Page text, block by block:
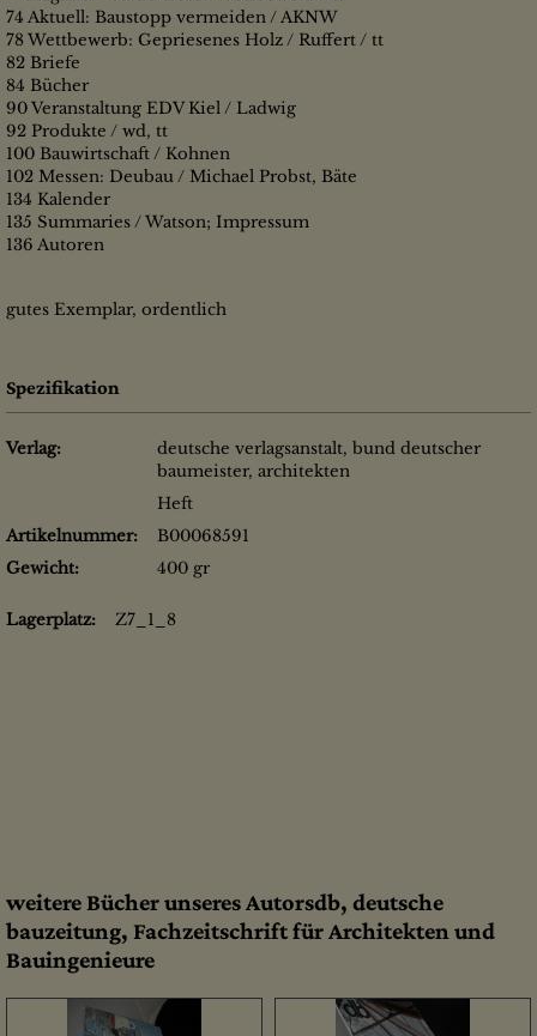
74 Aktuell: Baustopp vermeiden / AKNW
78 Wettbewerb: Gepriesenes Holz / Ruffert / tt
82 Briefe
84 Bücher
90 Veranstaltung EDV Kiel / Ladwig
92 Produkte / wd, tt
100 Bauwirtschaft / Kohnen
102 Messen: Deubau / Michael Probst, Bäte
134 Kalender
135 Summaries / Watson; Impressum
136 Autoren
gutes Exemplar, ordentlich
Spezifikation
Verlag:
deutsche verlagsanstalt, bund deutscher
baumeister, architekten
Heft
Artikelnummer:
B00068591
Gewicht:
400 gr
Lagerplatz: Z7_1_8
weitere Bücher unseres Autorsdb, deutsche
bauzeitung, Fachzeitschrift für Architekten und
Bauingenieure